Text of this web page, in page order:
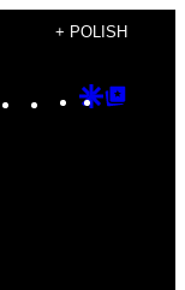
+ POLISH
Instagram
TikTok
YouTube
Google